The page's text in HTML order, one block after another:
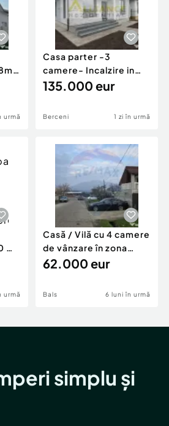
urmă
Casa parter -3
camere- Incalzire in
pardoseala - Comuna
135.000 eur
Berceni 1 zi în urmă
mp
urmă
Casă / Vilă cu 4 camere
de vânzare în zona
Periferie
62.000 eur
Bals 6 luni în urmă
simplu și